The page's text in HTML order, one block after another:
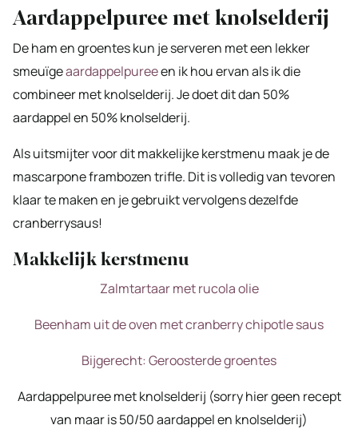
Aardappelpuree met knolselderij
De ham en groentes kun je serveren met een lekker
smeuïgeaardappelpureeen ik hou ervan als ik die
combineer met knolselderij. Je doet dit dan 50%
aardappel en 50% knolselderij.
Als uitsmijter voor dit makkelijke kerstmenu maak je de
mascarpone frambozen trifle. Dit is volledig van tevoren
klaar te maken en je gebruikt vervolgens dezelfde
cranberrysaus!
Makkelijk kerstmenu
Zalmtartaar met rucola olie
Beenham uit de oven met cranberry chipotle saus
Bijgerecht: Geroosterde groentes
Aardappelpuree met knolselderij (sorry hier geen recept
van maar is 50/50 aardappel en knolselderij)